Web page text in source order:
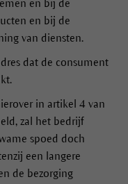
en bij de
en bij de
van diensten.
dat de consument
in artikel 4 van
zal het bedrijf
spoed doch
een langere
de bezorging